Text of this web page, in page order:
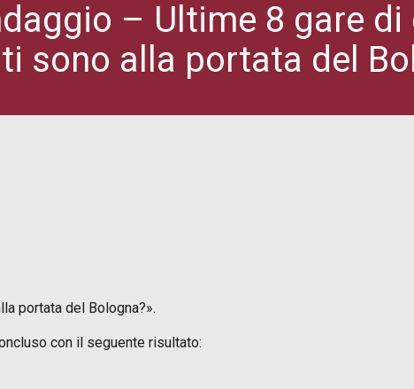
– Ultime 8 gare
sono alla portata del
portata del Bologna?».
con il seguente risultato: